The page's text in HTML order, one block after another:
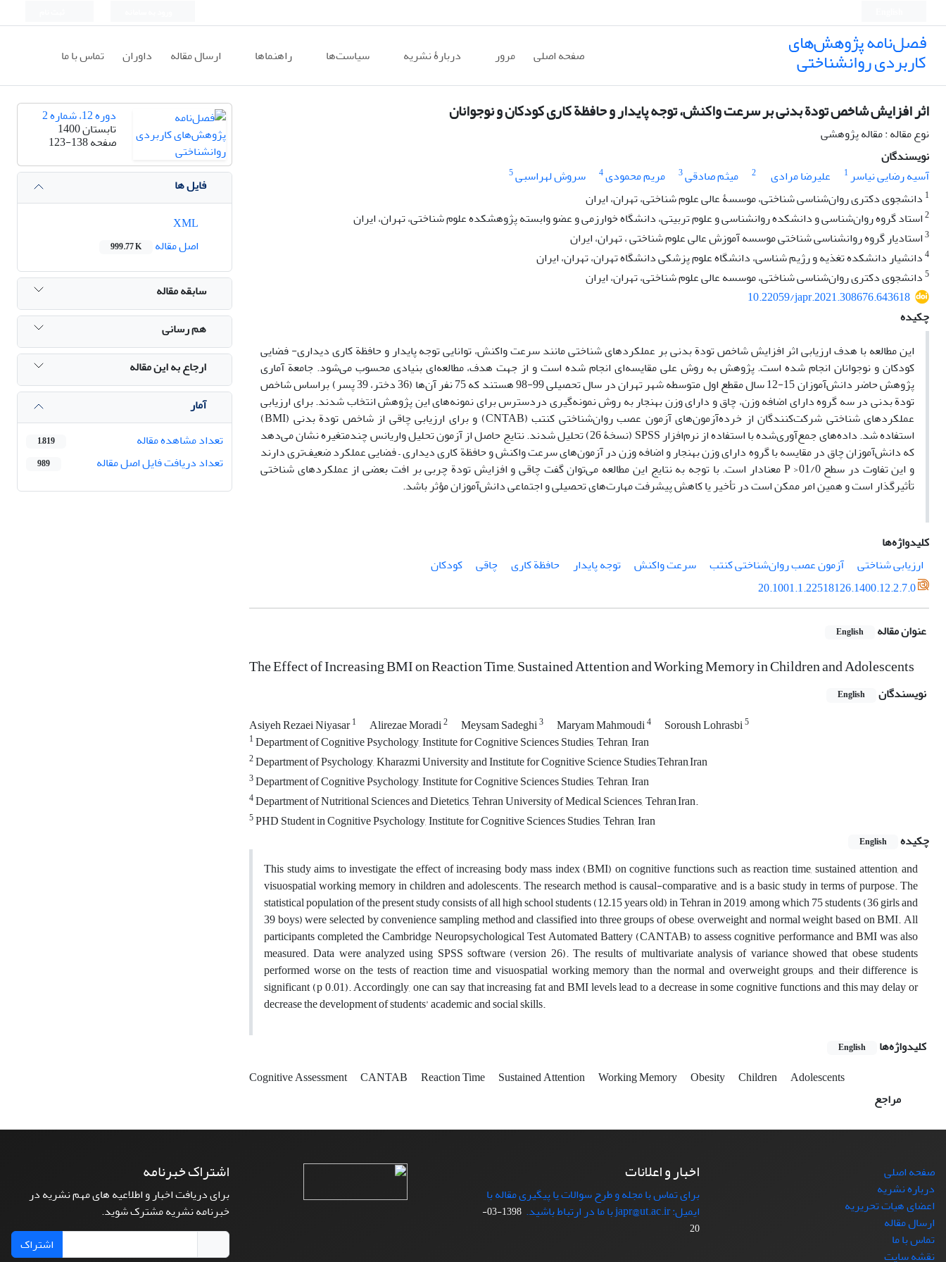
فصل‌نامه پژوهش‌های
کاربردی روانشناختی صفحه اصلی مرور دربارۀ نشریه سیاست‌ها راهنماها ارسال مقاله داوران تماس با ما
اثر افزایش شاخص تودة بدنی بر سرعت واکنش، توجه پایدار و حافظة کاری کودکان و نوجوانان
نوع مقاله : مقاله پژوهشی
نویسندگان
آسیه رضایی نیاسر1 علیرضا مرادی 2 میثم صادقی3 مریم محمودی4 سروش لهراسبی5
1 دانشجوی دکتری روان‌شناسی شناختی، موسسۀ عالی علوم شناختی، تهران، ایران
2استاد گروه روان‌شناسی و دانشکده روانشناسی و علوم تربیتی، دانشگاه خوارزمی و عضو وابسته پژوهشکده علوم شناختی، تهران، ایران
3استادیار گروه روانشناسی شناختی موسسه آموزش عالی علوم شناختی ، تهران، ایران
4دانشیار دانشکده تغذیه و رژیم شناسی، دانشگاه علوم پزشکی دانشگاه تهران، تهران، ایران
5دانشجوی دکتری روان‌شناسی شناختی، موسسه عالی علوم شناختی، تهران، ایران
10.22059/japr.2021.308676.643618
چکیده
این مطالعه با هدف ارزیابی اثر افزایش شاخص تودة بدنی بر عملکردهای شناختی مانند سرعت واکنش، توانایی توجه پایدار و حافظة کاری دیداری- فضایی
کودکان و نوجوانان انجام شده است. پژوهش به روش علی مقایسه‌ای انجام شده است و از جهت هدف، مطالعه‌ای بنیادی محسوب می‌شود. جامعة آماری
پژوهش حاضر دانش‌آموزان 15-12 سال مقطع اول متوسطه شهر تهران در سال تحصیلی 99-98 هستند که 75 نفر آن‌ها (36 دختر، 39 پسر) براساس شاخص
تودة بدنی در سه گروه دارای اضافه ‌وزن، چاق و دارای وزن بهنجار به روش نمونه‌گیری دردسترس برای نمونه‌های این پژوهش انتخاب شدند. برای ارزیابی
عملکردهای شناختی شرکت‌کنندگان از خرده‌آزمون‌های آزمون عصب روان‌شناختی کنتب (CNTAB) و برای ارزیابی چاقی از شاخص تودة بدنی (BMI)
استفاده شد. داده‌های جمع‌آوری‌شده با استفاده از نرم‌افزار SPSS (نسخۀ 26) تحلیل شدند. نتایج حاصل از آزمون تحلیل واریانس چندمتغیره نشان می‌دهد
که دانش‌آموزان چاق در مقایسه با گروه دارای وزن بهنجار و اضافه وزن در آزمون‌های سرعت واکنش و حافظة کاری دیداری – فضایی عملکرد ضعیف‌تری دارند
و این تفاوت در سطح 01/0< P معنادار است. با توجه به نتایج این مطالعه می‌توان گفت چاقی و افزایش تودة چربی بر افت بعضی از عملکردهای شناختی
تأثیرگذار است و همین امر ممکن است در تأخیر یا کاهش پیشرفت مهارت‌های تحصیلی و اجتماعی دانش‌آموزان مؤثر باشد.
کلیدواژه‌ها
ارزیابی شناختی
آزمون عصب روان‌شناختی کنتب سرعت واکنش توجه پایدار حافظة کاری چاقی
کودکان
20.1001.1.22518126.1400.12.2.7.0
عنوان مقاله English
The Effect of Increasing BMI on Reaction Time, Sustained Attention and Working Memory in Children and Adolescents
نویسندگان English
Asiyeh Rezaei Niyasar1 Alirezae Moradi2 Meysam Sadeghi3 Maryam Mahmoudi4 Soroush Lohrasbi5
1Department of Cognitive Psychology, Institute for Cognitive Sciences Studies, Tehran, Iran
2Department of Psychology, Kharazmi University and Institute for Cognitive Science Studies,Tehran,Iran
3Department of Cognitive Psychology, Institute for Cognitive Sciences Studies, Tehran, Iran
4Department of Nutritional Sciences and Dietetics, Tehran University of Medical Sciences, Tehran,Iran.
5PHD Student in Cognitive Psychology, Institute for Cognitive Sciences Studies, Tehran, Iran
چکیده
English
This study aims to investigate the effect of increasing body mass index (BMI) on cognitive functions such as reaction time, sustained attention, and
visuospatial working memory in children and adolescents. The research method is causal-comparative, and is a basic study in terms of purpose. The
statistical population of the present study consists of all high school students (12–15 years old) in Tehran in 2019, among which 75 students (36 girls and
39 boys) were selected by convenience sampling method and classified into three groups of obese, overweight and normal weight based on BMI. All
participants completed the Cambridge Neuropsychological Test Automated Battery (CANTAB) to assess cognitive performance and BMI was also
measured. Data were analyzed using SPSS software (version 26). The results of multivariate analysis of variance showed that obese students
performed worse on the tests of reaction time and visuospatial working memory than the normal and overweight groups, and their difference is
significant (p 0.01). Accordingly, one can say that increasing fat and BMI levels lead to a decrease in some cognitive functions and this may delay or
decrease the development of students’ academic and social skills.
کلیدواژه‌ها
English
Cognitive Assessment CANTAB Reaction Time Sustained Attention Working Memory Obesity Children
Adolescents
مراجع
دوره 12، شماره 2
تابستان 1400
صفحه123-138
فایل ها
اصل مقاله
999.77 K
سابقه مقاله
هم رسانی
ارجاع به این مقاله
آمار
تعداد مشاهده مقاله
1,819
تعداد دریافت فایل اصل مقاله 989
صفحه اصلی
درباره نشریه
اعضای هیات تحریریه
ارسال مقاله
تماس با ما
نقشه سایت
اخبار و اعلانات
برای تماس با مجله و طرح سوالات یا پیگیری مقاله با
ایمیل: japr@ut.ac.ir با ما در ارتباط باشید.
1398-03-
20
اشتراک خبرنامه
برای دریافت اخبار و اطلاعیه های مهم نشریه در
خبرنامه نشریه مشترک شوید.
اشتراک